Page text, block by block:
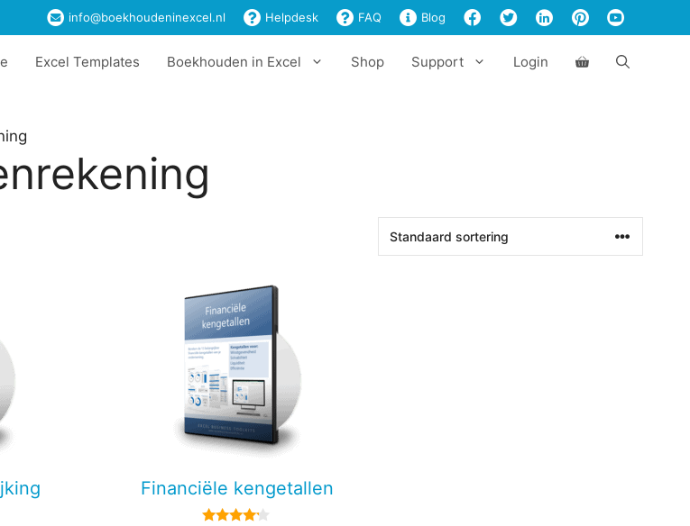
info@boekhoudeninexcel.nl Helpdesk FAQ Blog
Excel Templates Boekhouden in Excel Shop Support Login
Financiële kengetallen